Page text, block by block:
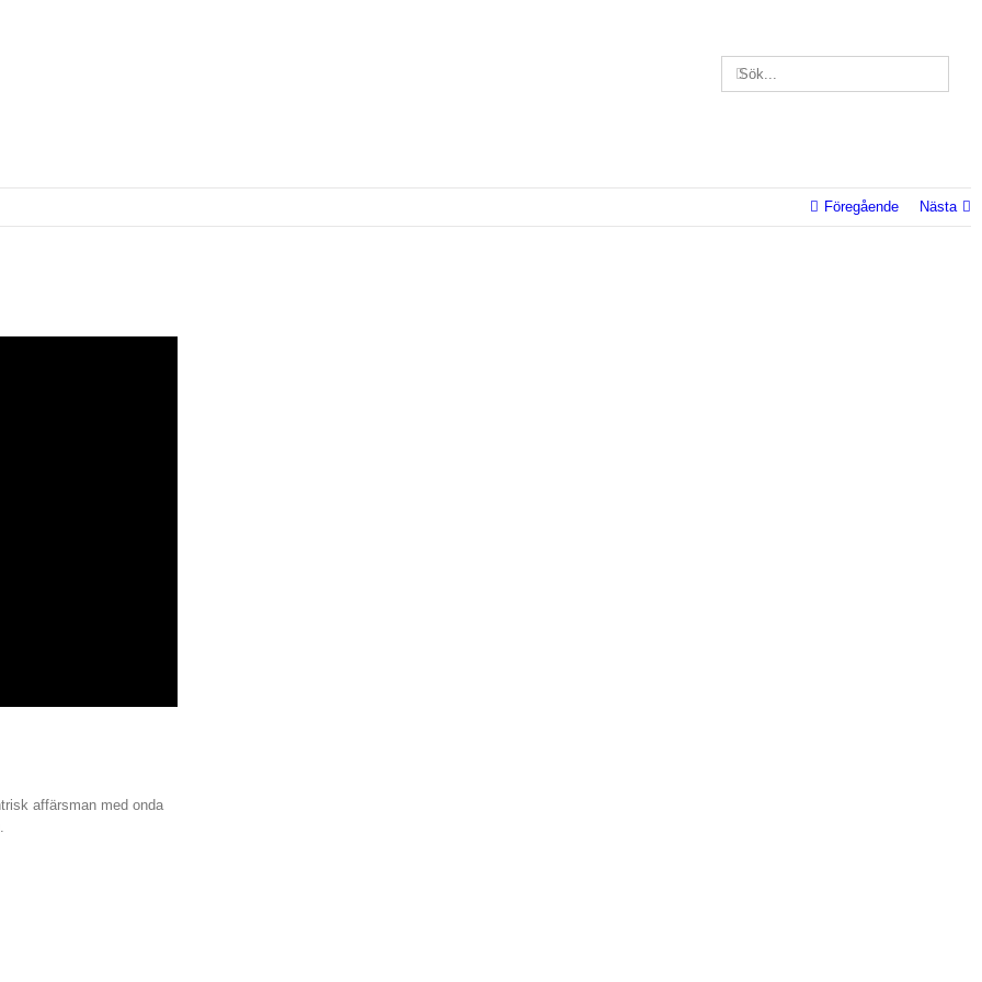
Sök
efter:
Föregående Nästa
affärsman med onda